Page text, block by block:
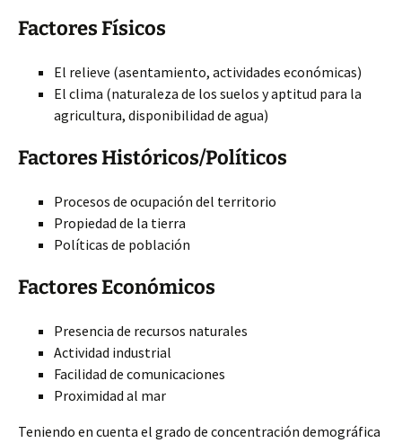
Factores Físicos
El relieve (asentamiento, actividades económicas)
El clima (naturaleza de los suelos y aptitud para la
agricultura, disponibilidad de agua)
Factores Históricos/Políticos
Procesos de ocupación del territorio
Propiedad de la tierra
Políticas de población
Factores Económicos
Presencia de recursos naturales
Actividad industrial
Facilidad de comunicaciones
Proximidad al mar
Teniendo en cuenta el grado de concentración demográfica